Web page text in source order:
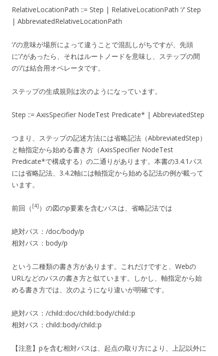
RelativeLocationPath ::= Step | RelativeLocationPath ‘/’ Step
| AbbreviatedRelativeLocationPath
‘/’の意味が場所によって違うことで混乱しがちですが、先頭
に’/’があったら、それはルートノードを意味し、ステップの間
の’/’は結合用オペレータです。
ステップの生成規則は次のようになっています。
Step ::= AxisSpecifier NodeTest Predicate* | AbbreviatedStep
つまり、ステップの記述方法には省略記法（AbbreviatedStep）
と軸指定から始める書き方（AxisSpecifier NodeTest
Predicate*で構成する）の二通りがあります。本書の3.4.1パス
には省略記法、3.4.2軸には軸指定から始める記法の例が載って
います。
前回（ [4] ）の図のp要素を含むパスは、省略記法では
絶対パス：/doc/body/p
相対パス：body/p
という二種類の書き方があります。これだけですと、Webの
URLなどのパスの書き方と似ています。しかし、軸指定から始
める書き方では、次のようになり違いが明確です。
絶対パス：/child::doc/child::body/child::p
相対パス：child::body/child::p
【注意】pを含む相対パスは、起点の取り方により、上記以外に